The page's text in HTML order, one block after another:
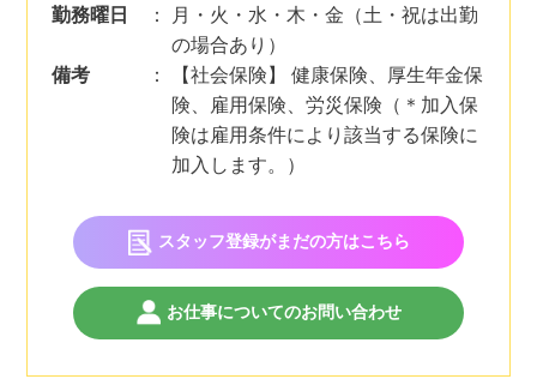
勤務曜日
：
月・火・水・木・金（土・祝は出勤
の場合あり）
備考
：
【社会保険】 健康保険、厚生年金保
険、雇用保険、労災保険（＊加入保
険は雇用条件により該当する保険に
加入します。）
スタッフ登録がまだの方はこちら
お仕事についてのお問い合わせ